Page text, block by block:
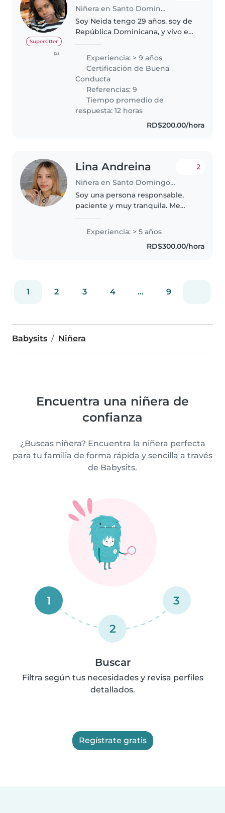
Supersitter
(2)
Niñera en Santo Domingo (Distrito de Santo Domingo)
Soy Neida tengo 29 años. soy de
República Dominicana, y vivo en
página porque me gusta trabajar
cuidando niños , tengo
experiencia trabajando con
niños,..
Experiencia: > 9 años
Certificación de Buena
Conducta
Referencias: 9
Tiempo promedio de
respuesta: 12 horas
RD$200.00/hora
Lina Andreina
Niñera en Santo Domingo (Distrito de Santo Domingo)
2
Soy una persona responsable,
paciente y muy tranquila. Me
acompañarlos en su día a día,
ayudándolos con sus tareas,
Experiencia: > 5 años
RD$300.00/hora
1 2 3 4 ... 9
Babysits Niñera
Encuentra una niñera de
confianza
¿Buscas niñera? Encuentra la niñera perfecta
para tu familia de forma rápida y sencilla a través
de Babysits.
1
2
3
Buscar
Filtra según tus necesidades y revisa perfiles
detallados.
Regístrate gratis